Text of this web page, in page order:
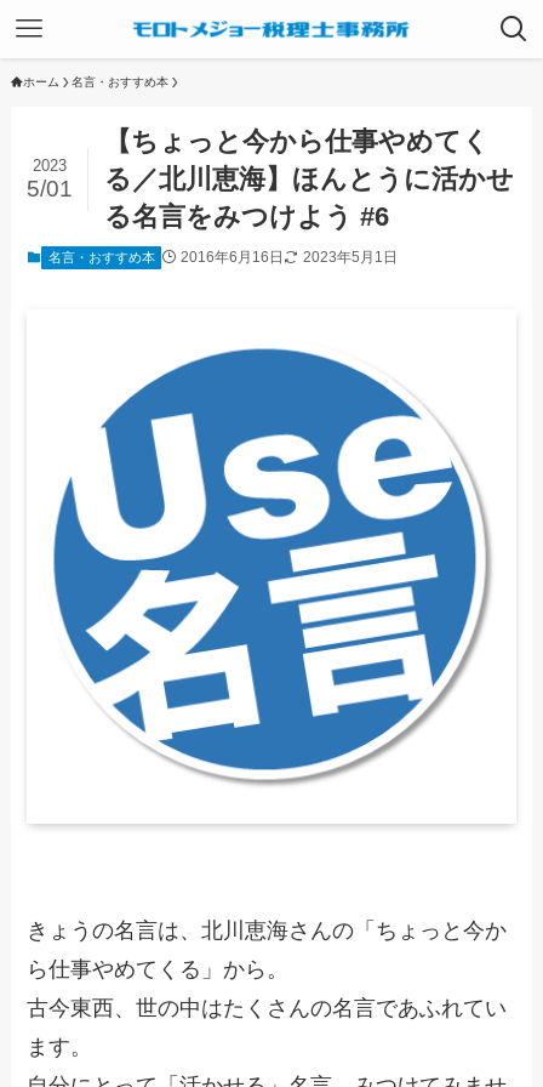
ホーム 名言・おすすめ本
【ちょっと今から仕事やめてく
る／北川恵海】ほんとうに活かせ
る名言をみつけよう #6
2023
5/01
名言・おすすめ本 2016年6月16日 2023年5月1日
きょうの名言は、北川恵海さんの「ちょっと今か
ら仕事やめてくる」から。
古今東西、世の中はたくさんの名言であふれてい
ます。